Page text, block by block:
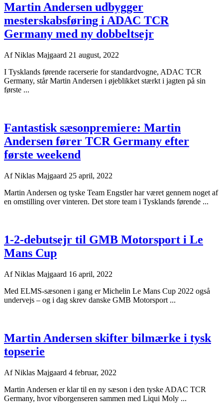
Martin Andersen udbygger
mesterskabsføring i ADAC TCR
Germany med ny dobbeltsejr
AfNiklas Majgaard 21 august, 2022
I Tysklands førende racerserie for standardvogne, ADAC TCR
Germany, står Martin Andersen i øjeblikket stærkt i jagten på sin
første ...
Fantastisk sæsonpremiere: Martin
Andersen fører TCR Germany efter
første weekend
AfNiklas Majgaard 25 april, 2022
Martin Andersen og tyske Team Engstler har været gennem noget af
en omstilling over vinteren. Det store team i Tysklands førende ...
1-2-debutsejr til GMB Motorsport i Le
Mans Cup
AfNiklas Majgaard 16 april, 2022
Med ELMS-sæsonen i gang er Michelin Le Mans Cup 2022 også
undervejs – og i dag skrev danske GMB Motorsport ...
Martin Andersen skifter bilmærke i tysk
topserie
AfNiklas Majgaard 4 februar, 2022
Martin Andersen er klar til en ny sæson i den tyske ADAC TCR
Germany, hvor viborgenseren sammen med Liqui Moly ...